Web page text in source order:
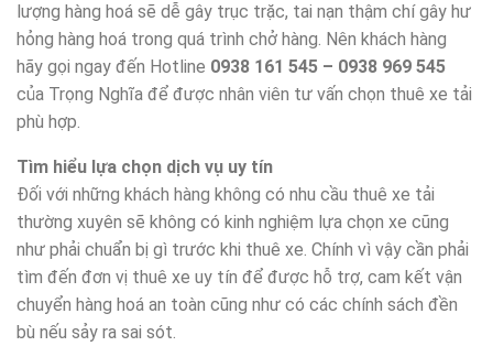
lượng hàng hoá sẽ dễ gây trục trặc, tai nạn thậm chí gây hư
hỏng hàng hoá trong quá trình chở hàng. Nên khách hàng
hãy gọi ngay đến Hotline 0938 161 545 – 0938 969 545
của Trọng Nghĩa để được nhân viên tư vấn chọn thuê xe tải
phù hợp.
Tìm hiểu lựa chọn dịch vụ uy tín
Đối với những khách hàng không có nhu cầu thuê xe tải
thường xuyên sẽ không có kinh nghiệm lựa chọn xe cũng
như phải chuẩn bị gì trước khi thuê xe. Chính vì vậy cần phải
tìm đến đơn vị thuê xe uy tín để được hỗ trợ, cam kết vận
chuyển hàng hoá an toàn cũng như có các chính sách đền
bù nếu sảy ra sai sót.